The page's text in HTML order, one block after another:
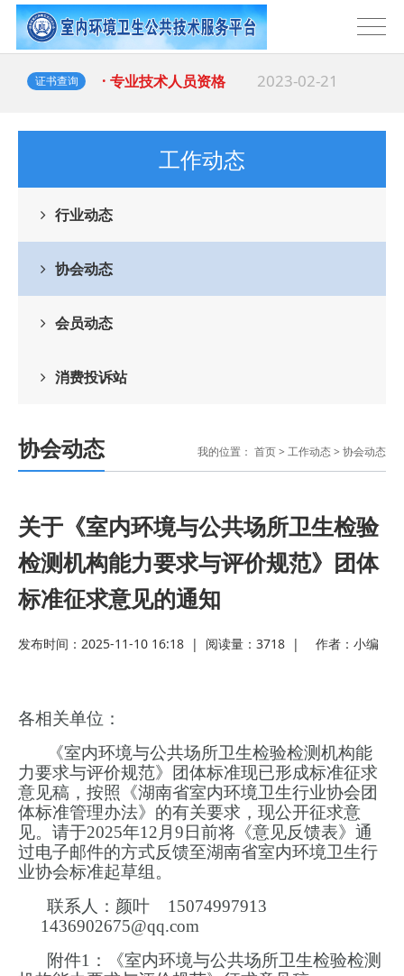
证书查询 · 专业技术人员资格 2023-02-21
工作动态
行业动态
协会动态
会员动态
消费投诉站
协会动态 我的位置： 首页> 工作动态> 协会动态
关于《室内环境与公共场所卫生检验
检测机构能力要求与评价规范》团体
标准征求意见的通知
发布时间：2025-11-10 16:18 | 阅读量： 3718 | 作者： 小编
各相关单位：
《室内环境与公共场所卫生检验检测机构能
力要求与评价规范》团体标准现已形成标准征求
意见稿，按照《湖南省室内环境卫生行业协会团
体标准管理办法》的有关要求，现公开征求意
见。请于2025年12月9日前将《意见反馈表》通
过电子邮件的方式反馈至湖南省室内环境卫生行
业协会标准起草组。
联系人：颜叶
15074997913
1436902675@qq.com
附件1：《室内环境与公共场所卫生检验检测